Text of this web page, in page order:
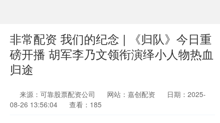
非常配资 我们的纪念 | 《归队》今日重
磅开播 胡军李乃文领衔演绎小人物热血
归途
来源：可靠股票配资公司 网站：嘉创配资
日期：2025-
08-26 13:56:04
查看：185